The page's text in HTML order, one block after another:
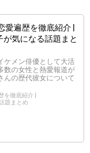
遍歴を徹底紹介 |
が気になる話題まと
ケメン俳優として大活
数の女性と熱愛報道が
んの歴代彼女について
徹底紹介 |
題まとめ